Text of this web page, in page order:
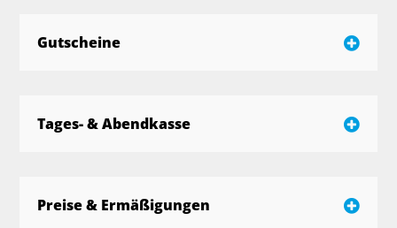
Gutscheine
Tages- & Abendkasse
Preise & Ermäßigungen